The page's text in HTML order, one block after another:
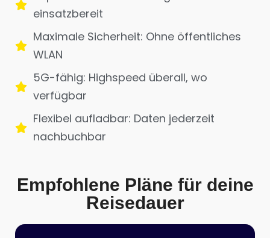
einsatzbereit
Maximale Sicherheit: Ohne öffentliches
WLAN
5G-fähig: Highspeed überall, wo
verfügbar
Flexibel aufladbar: Daten jederzeit
nachbuchbar
Empfohlene Pläne für deine
Reisedauer